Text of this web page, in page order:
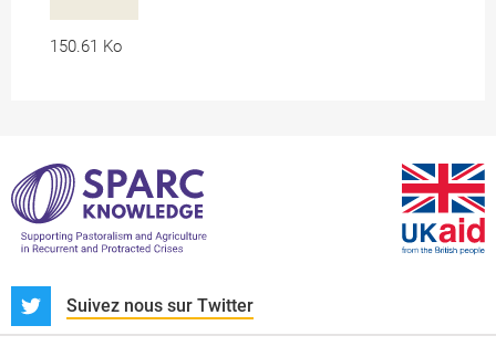
pplication/p
150.61 Ko
Suivez nous sur Twitter